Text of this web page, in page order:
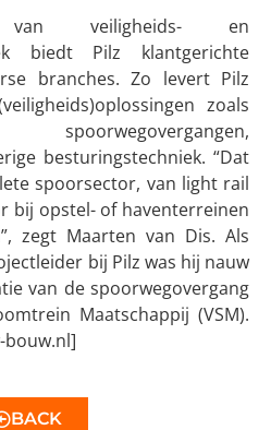
veiligheids- en
biedt Pilz klantgerichte
branches. Zo levert Pilz
zoals
spoorwegovergangen,
besturingstechniek. “Dat
spoorsector, van light rail
bij opstel- of haventerreinen
zegt Maarten van Dis. Als
bij Pilz was hij nauw
van de spoorwegovergang
Maatschappij (VSM).
BACK